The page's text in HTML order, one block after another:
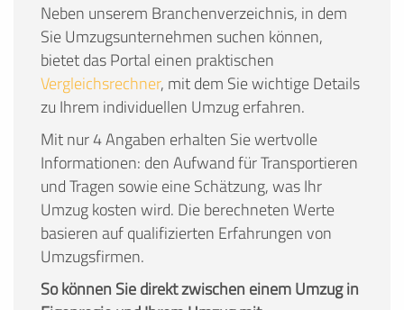
Neben unserem Branchenverzeichnis, in dem
Sie Umzugsunternehmen suchen können,
bietet das Portal einen praktischen
Vergleichsrechner, mit dem Sie wichtige Details
zu Ihrem individuellen Umzug erfahren.
Mit nur 4 Angaben erhalten Sie wertvolle
Informationen: den Aufwand für Transportieren
und Tragen sowie eine Schätzung, was Ihr
Umzug kosten wird. Die berechneten Werte
basieren auf qualifizierten Erfahrungen von
Umzugsfirmen.
So können Sie direkt zwischen einem Umzug in